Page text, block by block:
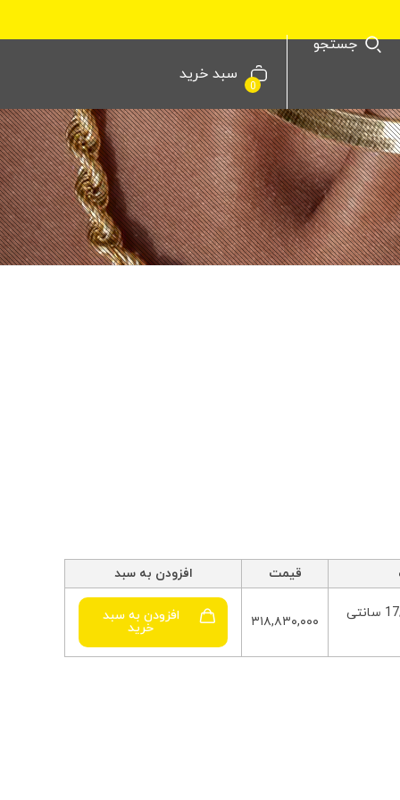
جستجو
0
سبد خرید
قیمت افزودن به سبد
رنگ رزگلد _ طول 17/5 سانتی
۳۱۸,۸۳۰,۰۰۰ افزودن به سبد
خرید